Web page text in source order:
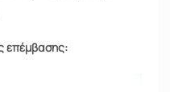
επέμβασης: